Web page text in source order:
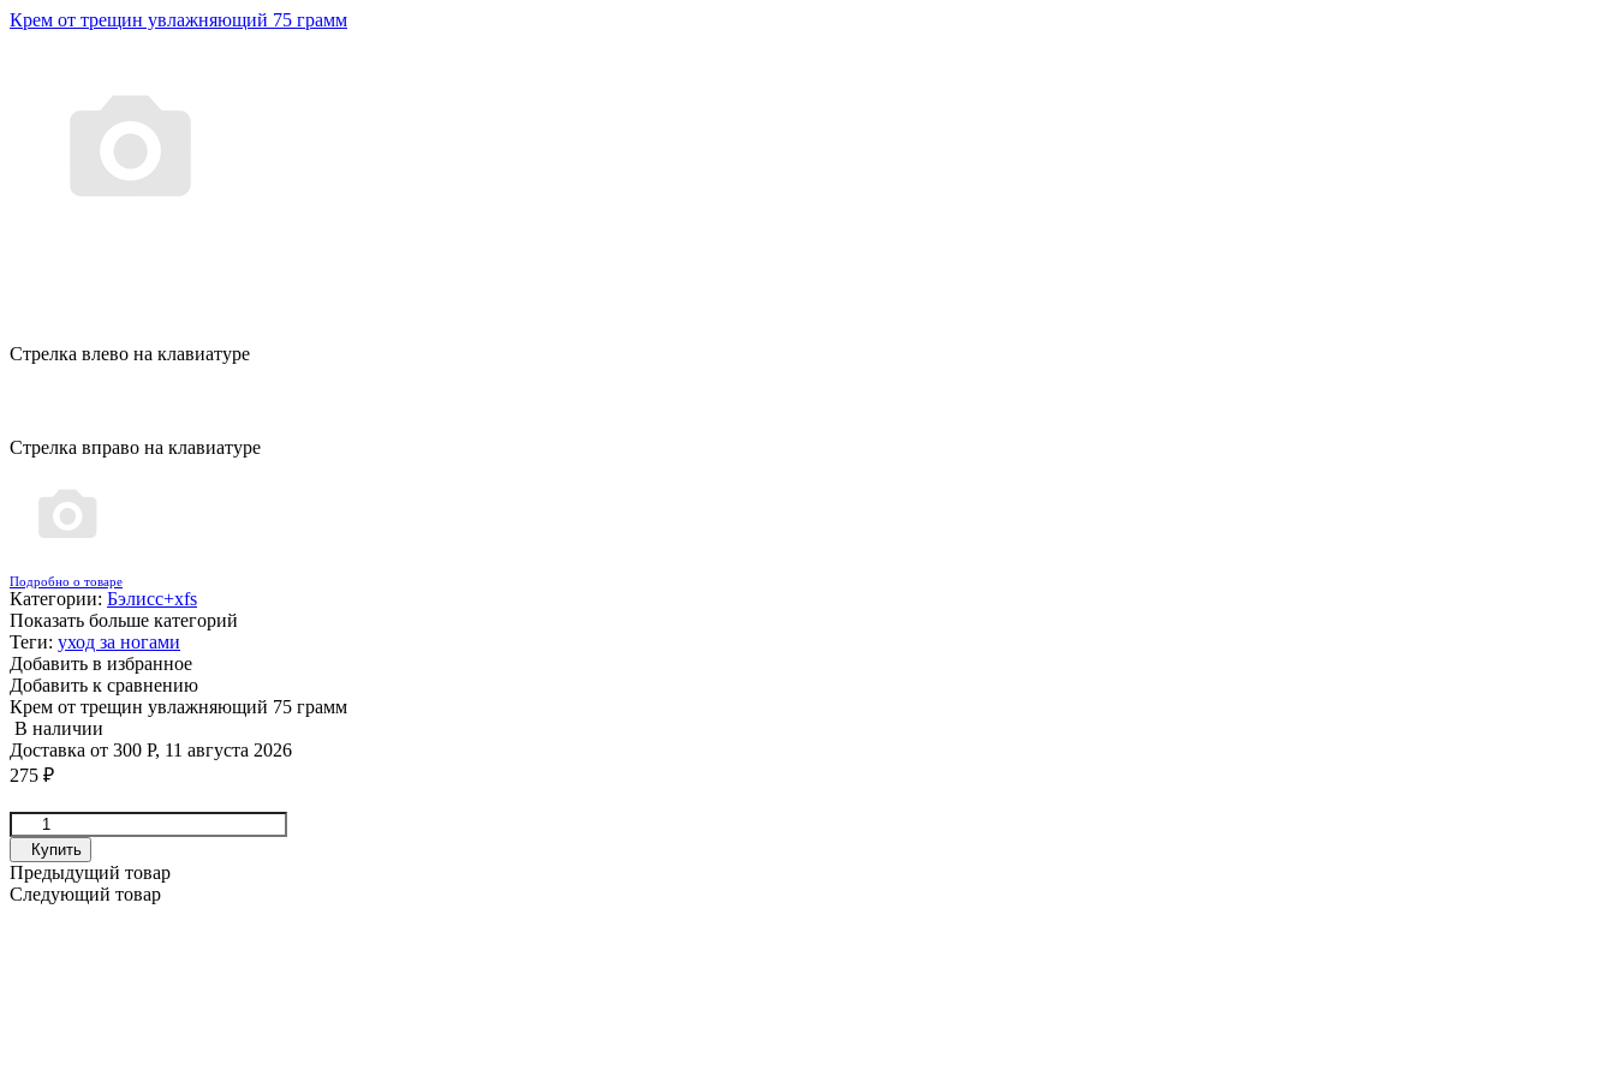
Крем от трещин увлажняющий 75 грамм
Стрелка влево на клавиатуре
Стрелка вправо на клавиатуре
Подробно о товаре
Категории: Бэлисс+xfs
Показать больше категорий
Теги: уход за ногами
Добавить в избранное
Добавить к сравнению
Крем от трещин увлажняющий 75 грамм
В наличии
Доставка от 300 Р, 11 августа 2026
275 ₽
Купить
Предыдущий товар
Следующий товар